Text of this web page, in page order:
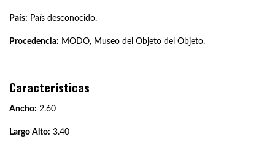
País: País desconocido.
Procedencia: MODO, Museo del Objeto del Objeto.
Características
Ancho: 2.60
Largo Alto: 3.40